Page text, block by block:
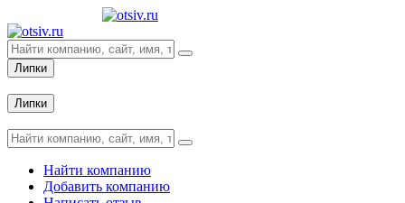
Липки
Липки
Найти компанию
Добавить компанию